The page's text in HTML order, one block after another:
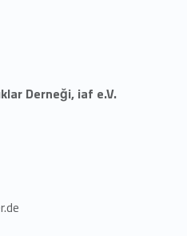
Derneği, iaf e.V.